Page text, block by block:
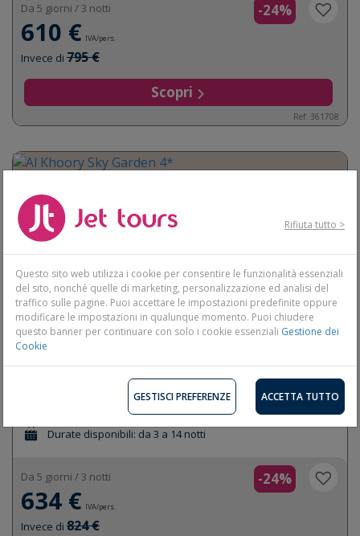
-24%
Da 5 giorni / 3 notti
610 € IVA/pers.
Invece di 795 €
Scopri
Ref: 361708
Al Khoory Sky Garden 4*
Durate disponibili: da 3 a 14 notti
-24%
Da 5 giorni / 3 notti
634 € IVA/pers.
Invece di 824 €
Rifiuta tutto >
Questo sito web utilizza i cookie per consentire le funzionalità essenziali
del sito, nonché quelle di marketing, personalizzazione ed analisi del
traffico sulle pagine. Puoi accettare le impostazioni predefinite oppure
modificare le impostazioni in qualunque momento. Puoi chiudere
questo banner per continuare con solo i cookie essenziali Gestione dei
Cookie
GESTISCI PREFERENZE ACCETTA TUTTO